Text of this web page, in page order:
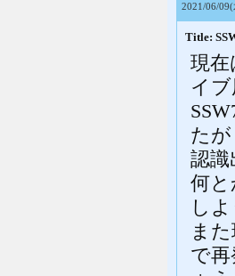
2021/06/
Title:
現在
イ
た
認識
何
し
ま
で